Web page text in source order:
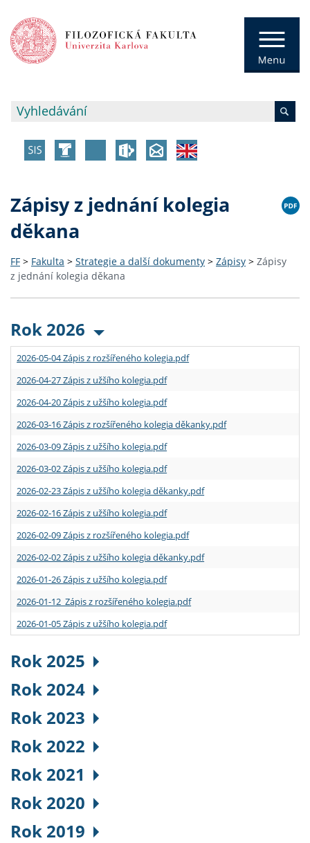
Zápisy z jednání kolegia
děkana
FF > Fakulta > Strategie a další dokumenty > Zápisy > Zápisy
z jednání kolegia děkana
Rok 2026
2026-05-04 Zápis z rozšířeného kolegia.pdf
2026-04-27 Zápis z užšího kolegia.pdf
2026-04-20 Zápis z užšího kolegia.pdf
2026-03-16 Zápis z rozšířeného kolegia děkanky.pdf
2026-03-09 Zápis z užšího kolegia.pdf
2026-03-02 Zápis z užšího kolegia.pdf
2026-02-23 Zápis z užšího kolegia děkanky.pdf
2026-02-16 Zápis z užšího kolegia.pdf
2026-02-09 Zápis z rozšířeného kolegia.pdf
2026-02-02 Zápis z užšího kolegia děkanky.pdf
2026-01-26 Zápis z užšího kolegia.pdf
2026-01-12 Zápis z rozšířeného kolegia.pdf
2026-01-05 Zápis z užšího kolegia.pdf
Rok 2025
Rok 2024
Rok 2023
Rok 2022
Rok 2021
Rok 2020
Rok 2019